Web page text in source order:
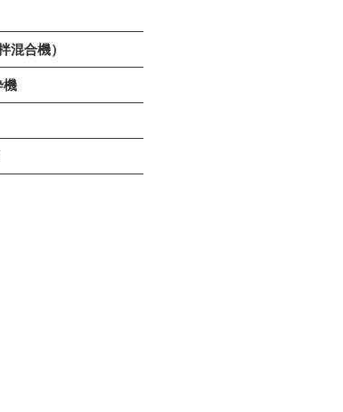
混合機）
機